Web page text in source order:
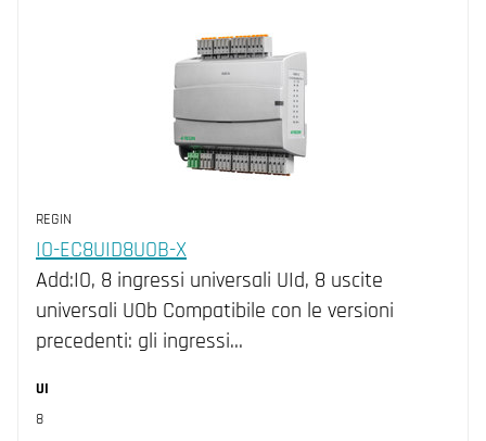
REGIN
IO-EC8UID8UOB-X
Add:IO, 8 ingressi universali UId, 8 uscite
universali UOb Compatibile con le versioni
precedenti: gli ingressi…
UI
8